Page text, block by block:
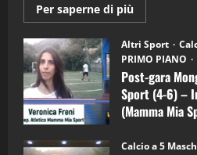
Per saperne di più
informazioni
Post-
gara
Mongiuffi
Melia
–
Mamma
Mia
Sport
6)
–
Altri Sport
PRIMO PIANO
Post-gara
Sport (4-6) –
(Mamma Mia
Calcio a 5
3
"SportEmpire"
(Martedi 21
21/04/2026